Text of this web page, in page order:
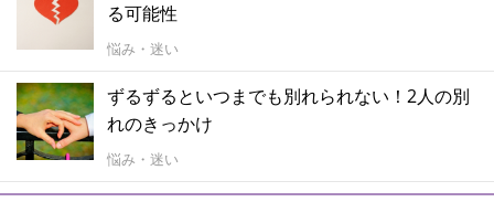
る可能性
悩み・迷い
ずるずるといつまでも別れられない！2人の別
れのきっかけ
悩み・迷い